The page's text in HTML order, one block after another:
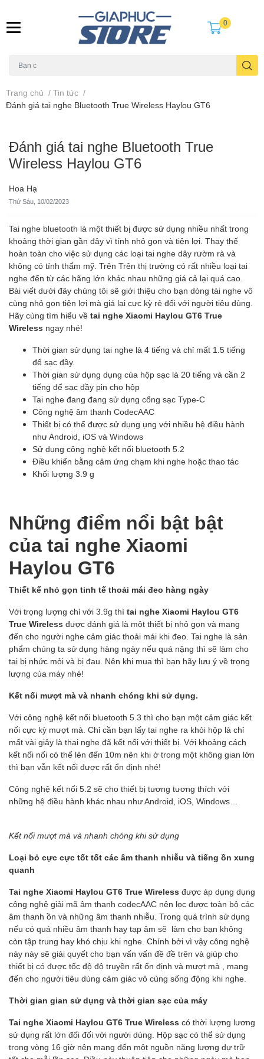
0
Trang chủ / Tin tức /
Đánh giá tai nghe Bluetooth True Wireless Haylou GT6
Đánh giá tai nghe Bluetooth True
Wireless Haylou GT6
Hoa Hạ
Thứ Sáu, 10/02/2023
Tai nghe bluetooth là một thiết bị được sử dụng nhiều nhất trong
khoảng thời gian gần đây vì tính nhỏ gọn và tiện lợi. Thay thế
hoàn toàn cho việc sử dụng các loại tai nghe dây rườm rà và
không có tính thẩm mỹ. Trên Trên thị trường có rất nhiều loại tai
nghe đến từ các hãng lớn khác nhau những giá cả lại quá cao.
Bài viết dưới đây chúng tôi sẽ giới thiệu cho bạn dòng tài nghe vô
cùng nhỏ gọn tiện lợi mà giá lại cực kỳ rẻ đối với người tiêu dùng.
Hãy cùng tìm hiểu về tai nghe Xiaomi Haylou GT6 True
Wireless ngay nhé!
Thời gian sử dụng tai nghe là 4 tiếng và chỉ mất 1.5 tiếng
để sạc đầy.
Thời gian sử dụng dụng của hộp sạc là 20 tiếng và cần 2
tiếng để sạc đầy pin cho hộp
Tai nghe đang đang sử dụng cổng sạc Type-C
Công nghệ âm thanh CodecAAC
Thiết bị có thể được sử dụng ụng với nhiều hệ điều hành
như Android, iOS và Windows
Sử dụng công nghệ kết nối bluetooth 5.2
Điều khiển bằng cảm ứng chạm khi nghe hoặc thao tác
Khối lượng 3.9 g
Những điểm nổi bật bật
của tai nghe Xiaomi
Haylou GT6
Thiết kế nhỏ gọn tinh tế thoải mái đeo hàng ngày
Với trọng lượng chỉ với 3.9g thì tai nghe Xiaomi Haylou GT6
True Wireless được đánh giá là một thiết bị nhỏ gọn và mang
đến cho người nghe cảm giác thoải mái khi đeo. Tai nghe là sản
phẩm chúng ta sử dụng hàng ngày nếu quá nặng thì sẽ làm cho
tai bị nhức mỏi và bị đau. Nên khi mua thì bạn hãy lưu ý về trọng
lượng của máy nhé!
Kết nối mượt mà và nhanh chóng khi sử dụng.
Với công nghệ kết nối bluetooth 5.3 thì cho bạn một cảm giác kết
nối cực kỳ mượt mà. Chỉ cần bạn lấy tai nghe ra khỏi hộp là chỉ
mất vài giây là thai nghe đã kết nối với thiết bị. Với khoảng cách
kết nối nối có thể lên đến 10m nên khi ở trong một không gian lớn
thì bạn vẫn kết nối được rất ổn định nhé!
Công nghệ kết nối 5.2 sẽ cho thiết bị tương tương thích với
những hệ điều hành khác nhau như Android, iOS, Windows…
Kết nối mượt mà và nhanh chóng khi sử dụng
Loại bỏ cực cực tốt tốt các âm thanh nhiễu và tiếng ồn xung
quanh
Tai nghe Xiaomi Haylou GT6 True Wireless được áp dụng dụng
công nghệ giải mã âm thanh codecAAC nên lọc được toàn bộ các
âm thanh ồn và những âm thanh nhiễu. Trong quá trình sử dụng
nếu có quá nhiều âm thanh hay tạp âm sẽ làm cho bạn không
còn tập trung hay khó chịu khi nghe. Chính bởi vì vậy công nghệ
này này sẽ giải quyết cho bạn vấn vấn đề đề trên và giúp cho
thiết bị có được tốc độ độ truyền rất ổn định và mượt mà , mang
đến cho người tiêu dùng cảm giác vô cùng sống động khi nghe.
Thời gian gian sử dụng và thời gian sạc của máy
Tai nghe Xiaomi Haylou GT6 True Wireless có thời lượng lương
sử dụng rất lớn đối đối với người dùng. Hộp sạc có thể sử dụng
trong vòng 16 giờ nên mang đến một nguồn năng lượng dự trữ